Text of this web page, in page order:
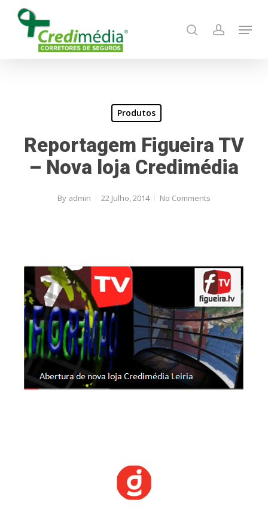
search account
Menu
Produtos
Reportagem Figueira TV
– Nova loja Credimédia
By admin 22 Julho, 2014 No Comments